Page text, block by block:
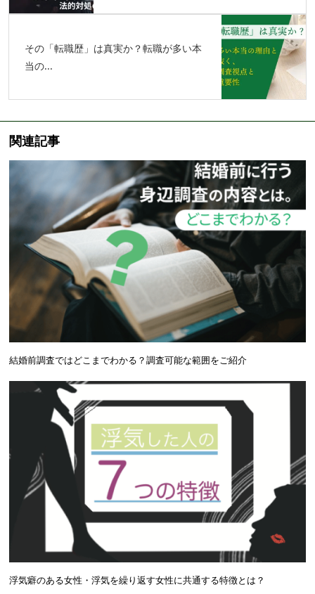
その「転職歴」は真実か？転職が多い本
当の...
関連記事
結婚前調査ではどこまでわかる？調査可能な範囲をご紹介
浮気癖のある女性・浮気を繰り返す女性に共通する特徴とは？